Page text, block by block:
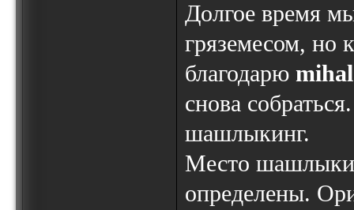
Долгое время
гряземесом, но
благодарю
снова
шашлыкинг.
Место
определены.